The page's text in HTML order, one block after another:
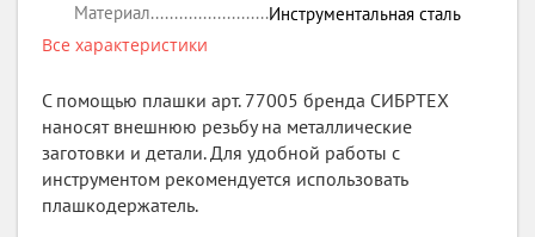
Материал
Инструментальная сталь
Все характеристики
С помощью плашки арт. 77005 бренда СИБРТЕХ
наносят внешнюю резьбу на металлические
заготовки и детали. Для удобной работы с
инструментом рекомендуется использовать
плашкодержатель.